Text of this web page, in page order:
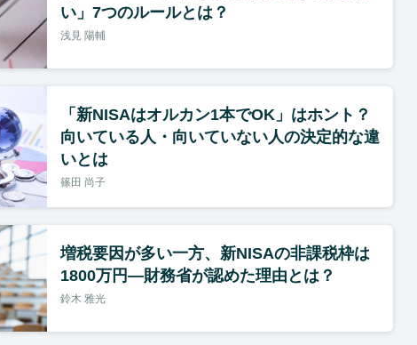
い」7つのルールとは？
浅見 陽輔
「新NISAはオルカン1本でOK」はホント？
向いている人・向いていない人の決定的な違
いとは
篠田 尚子
増税要因が多い一方、新NISAの非課税枠は
1800万円―財務省が認めた理由とは？
鈴木 雅光